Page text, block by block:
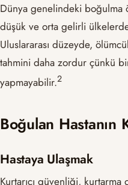
Dünya genelindeki boğulma
düşük ve orta gelirli
Uluslararası düzeyde,
tahmini daha zordur çünkü
yapmayabilir.​2​
Boğulan Hastanın
Hastaya Ulaşmak
Kurtarıcı güvenliği, kurtarma